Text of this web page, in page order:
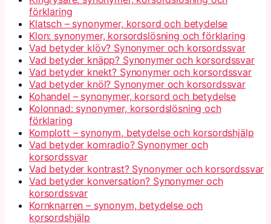
förklaring
Klatsch – synonymer, korsord och betydelse
Klon: synonymer, korsordslösning och förklaring
Vad betyder klöv? Synonymer och korsordssvar
Vad betyder knäpp? Synonymer och korsordssvar
Vad betyder knekt? Synonymer och korsordssvar
Vad betyder knöl? Synonymer och korsordssvar
Kohandel – synonymer, korsord och betydelse
Kolonnad: synonymer, korsordslösning och
förklaring
Komplott – synonym, betydelse och korsordshjälp
Vad betyder komradio? Synonymer och
korsordssvar
Vad betyder kontrast? Synonymer och korsordssvar
Vad betyder konversation? Synonymer och
korsordssvar
Kornknarren – synonym, betydelse och
korsordshjälp